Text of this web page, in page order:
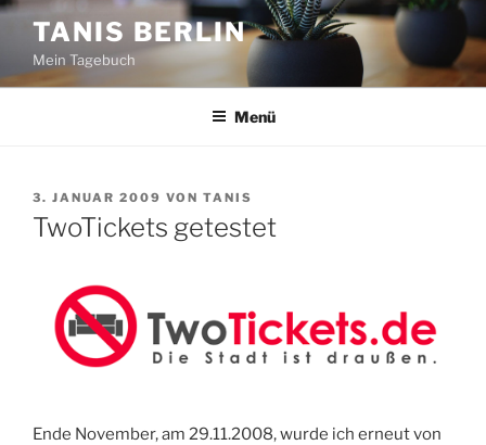
Zum
Inhalt
springen
TANIS BERLIN
Mein Tagebuch
Menü
VERÖFFENTLICHT
AM
3. JANUAR 2009 VON TANIS
TwoTickets getestet
Ende November, am 29.11.2008, wurde ich erneut von